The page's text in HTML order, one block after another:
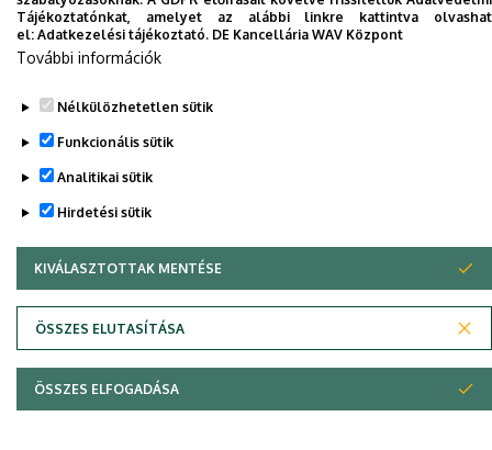
Dolgozói adatmódosítás igénylése a DE
telefonkönyvében
Adatvédelem
Adatvédelem
Szerzői jog © 2026 Unideb
Tájékoztatónkat, amelyet az alábbi linkre kattintva olvashat
el: Adatkezelési tájékoztató. DE Kancellária WAV Központ
További információk
Nélkülözhetetlen sütik
Funkcionális sütik
Analitikai sütik
Hirdetési sütik
KIVÁLASZTOTTAK MENTÉSE
ÖSSZES ELUTASÍTÁSA
WITHDRAW CONSENT
ÖSSZES ELFOGADÁSA